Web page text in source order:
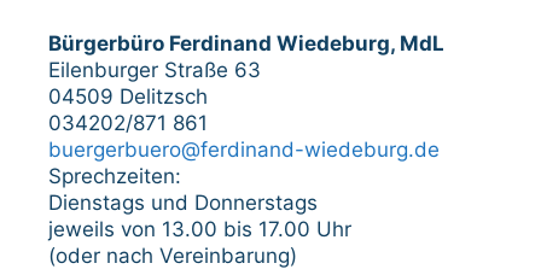
Bürgerbüro Ferdinand Wiedeburg, MdL
Eilenburger Straße 63
04509 Delitzsch
034202/871 861
buergerbuero@ferdinand-wiedeburg.de
Sprechzeiten:
Dienstags und Donnerstags
jeweils von 13.00 bis 17.00 Uhr
(oder nach Vereinbarung)